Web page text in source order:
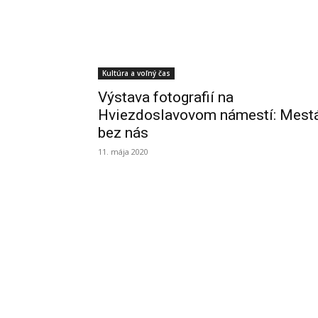
Kultúra a voľný čas
Výstava fotografií na
Hviezdoslavovom námestí:
bez nás
11. mája 2020